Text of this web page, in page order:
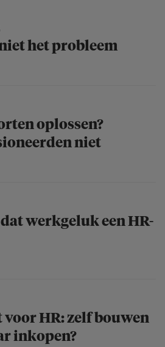
het probleem
oplossen?
niet
werkgeluk een HR-
voor HR: zelf bouwen
inkopen?